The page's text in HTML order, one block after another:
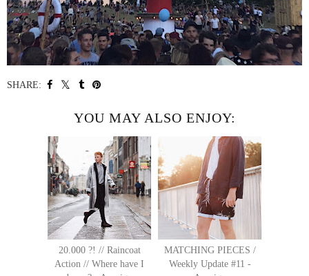
SHARE:
YOU MAY ALSO ENJOY:
20.000 ?! // Raincoat
Action // Where have I
MATCHING PIECES /
Weekly Update #11 -